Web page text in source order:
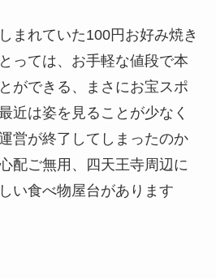
まれていた100円お好み焼き
っては、お手軽な値段で本
ができる、まさにお宝スポ
近は姿を見ることが少なく
営が終了してしまったのか
配ご無用、四天王寺周辺に
い食べ物屋台があります